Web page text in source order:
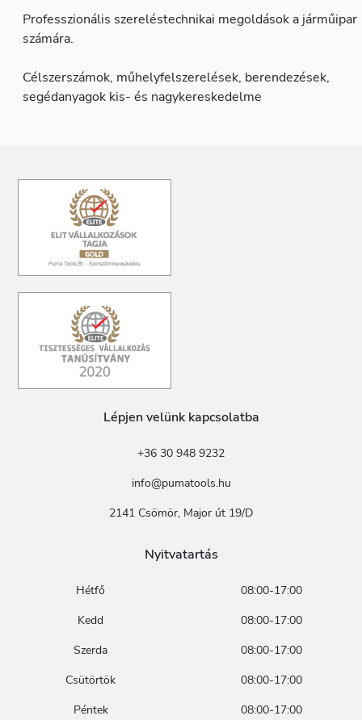
Professzionális szereléstechnikai megoldások a járműipar
számára.
Célszerszámok, műhelyfelszerelések, berendezések,
segédanyagok kis- és nagykereskedelme
Lépjen velünk kapcsolatba
+36 30 948 9232
info@pumatools.hu
2141 Csömör, Major út 19/D
Nyitvatartás
Hétfő
08:00-17:00
Kedd
08:00-17:00
Szerda
08:00-17:00
Csütörtök
08:00-17:00
Péntek
08:00-17:00